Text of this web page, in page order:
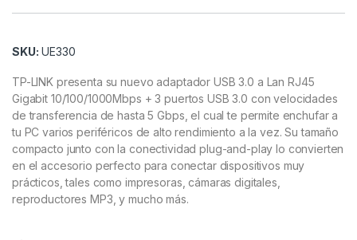
SKU: UE330
TP-LINK presenta su nuevo adaptador USB 3.0 a Lan RJ45
Gigabit 10/100/1000Mbps + 3 puertos USB 3.0 con velocidades
de transferencia de hasta 5 Gbps, el cual te permite enchufar a
tu PC varios periféricos de alto rendimiento a la vez. Su tamaño
compacto junto con la conectividad plug-and-play lo convierten
en el accesorio perfecto para conectar dispositivos muy
prácticos, tales como impresoras, cámaras digitales,
reproductores MP3, y mucho más.